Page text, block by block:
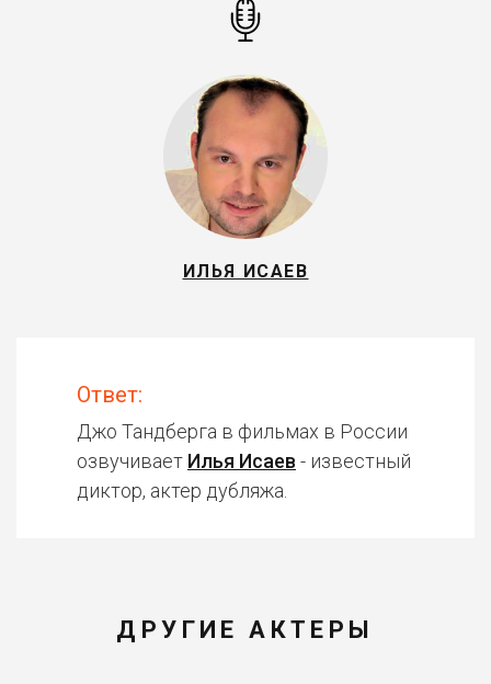
ИЛЬЯ ИСАЕВ
Ответ:
Джо Тандберга в фильмах в России
озвучивает Илья Исаев - известный
диктор, актер дубляжа.
ДРУГИЕ АКТЕРЫ